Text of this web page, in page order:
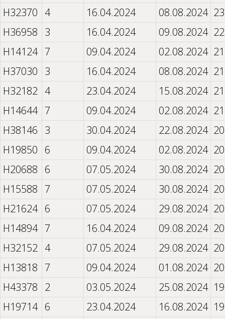
H32370 4 16.04.2024 08.08.2024 23
H36958 3 16.04.2024 09.08.2024 22
H14124 7 09.04.2024 02.08.2024 21
H37030 3 16.04.2024 08.08.2024 21
H32182 4 23.04.2024 15.08.2024 21
H14644 7 09.04.2024 02.08.2024 21
H38146 3 30.04.2024 22.08.2024 20
H19850 6 09.04.2024 02.08.2024 20
H20688 6 07.05.2024 30.08.2024 20
H15588 7 07.05.2024 30.08.2024 20
H21624 6 07.05.2024 29.08.2024 20
H14894 7 16.04.2024 09.08.2024 20
H32152 4 07.05.2024 29.08.2024 20
H13818 7 09.04.2024 01.08.2024 20
H43378 2 03.05.2024 25.08.2024 19
H19714 6 23.04.2024 16.08.2024 19